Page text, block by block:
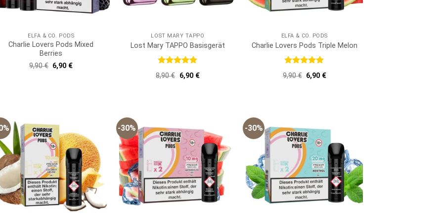
ELFA & CO. PODS
Charlie Lovers Pods Mixed
Berries
9,90€ Ursprünglicher
Preis
6,90 €Aktueller
LOST MARY TAPPO
Lost Mary TAPPO Basisgerät
Bewertet
mit 5
von
8,90€ Ursprünglicher
Preis
6,90 €Aktueller
ELFA & CO. PODS
Charlie Lovers Pods Triple Melon
Bewertet
mit 5 von
9,90€ Ursprünglicher
Preis
6,90 €Aktueller
-30% -30%